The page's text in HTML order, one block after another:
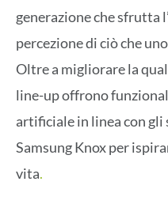
generazione che sfrutta
percezione di ciò che
Oltre a migliorare la
line-up offrono
artificiale in linea con gli
Samsung Knox per
vita.